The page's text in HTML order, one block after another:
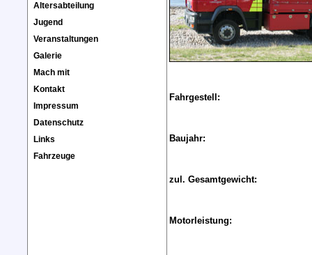
Altersabteilung
Jugend
Veranstaltungen
Galerie
Mach mit
Kontakt
Impressum
Datenschutz
Links
Fahrzeuge
Fahrgestell:
Baujahr:
zul. Gesamtgewicht:
Motorleistung: